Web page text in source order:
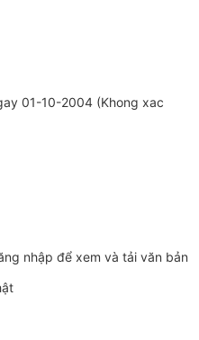
01-10-2004 (Khong xac
nhập để xem và tải văn bản